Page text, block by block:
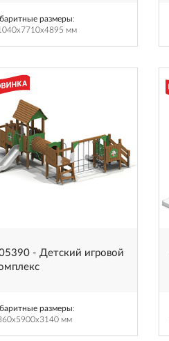
размеры:
мм
- Детский игровой
размеры:
мм